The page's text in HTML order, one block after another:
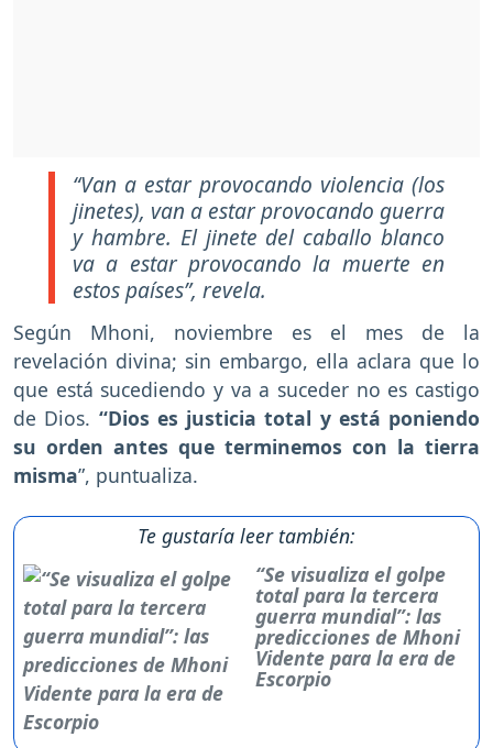
“Van a estar provocando violencia (los
jinetes), van a estar provocando guerra
y hambre. El jinete del caballo blanco
va a estar provocando la muerte en
estos países”, revela.
Según Mhoni, noviembre es el mes de la
revelación divina; sin embargo, ella aclara que lo
que está sucediendo y va a suceder no es castigo
de Dios. “Dios es justicia total y está poniendo
su orden antes que terminemos con la tierra
misma”, puntualiza.
Te gustaría leer también:
“Se visualiza el golpe
total para la tercera
guerra mundial”: las
predicciones de Mhoni
Vidente para la era de
Escorpio